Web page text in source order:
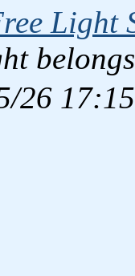
Light
26 17:15